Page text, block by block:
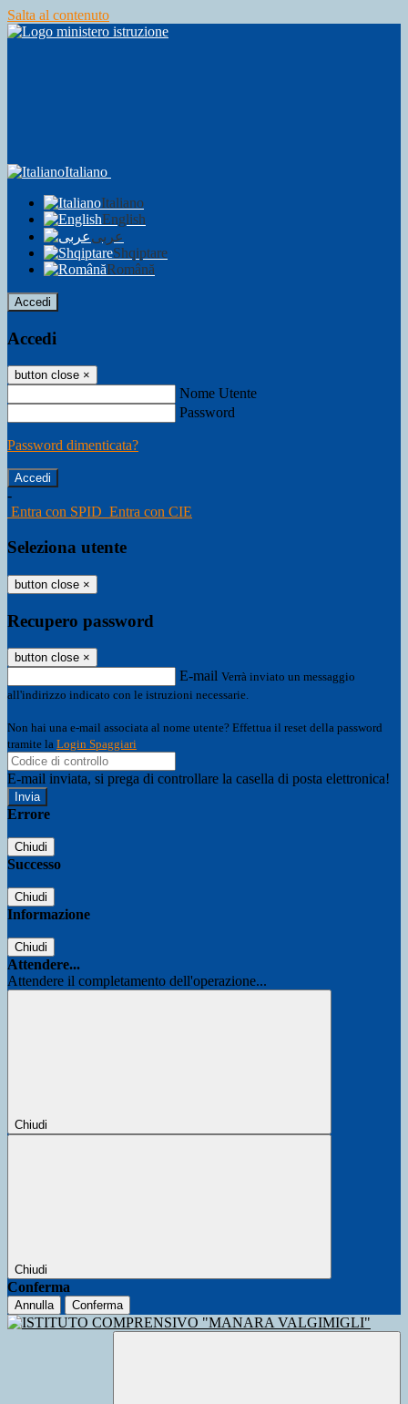
Salta al contenuto
Italiano
Italiano
English
عربى
Shqiptare
Română
Accedi
Accedi
button close ×
Nome Utente
Password
Password dimenticata?
-
Entra con SPID Entra con CIE
Seleziona utente
button close ×
Recupero password
button close ×
E-mail Verrà inviato un messaggio
all'indirizzo indicato con le istruzioni necessarie.
Non hai una e-mail associata al nome utente? Effettua il reset della password
tramite la Login Spaggiari
E-mail inviata, si prega di controllare la casella di posta elettronica!
Errore
Chiudi
Successo
Chiudi
Informazione
Chiudi
Attendere...
Attendere il completamento dell'operazione...
Chiudi
Chiudi
Conferma
Annulla Conferma